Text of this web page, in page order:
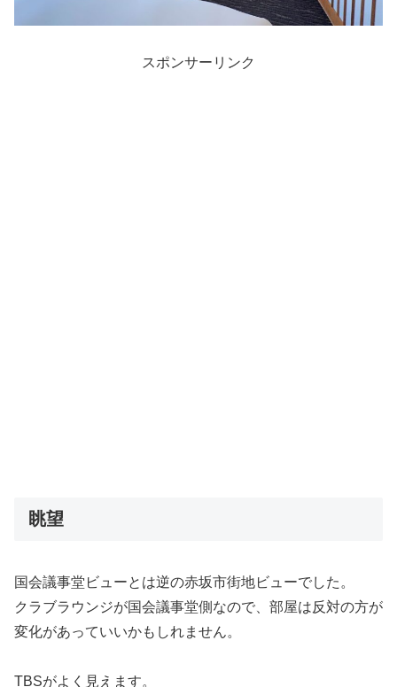
スポンサーリンク
眺望
国会議事堂ビューとは逆の赤坂市街地ビューでした。
クラブラウンジが国会議事堂側なので、部屋は反対の方が
変化があっていいかもしれません。
TBSがよく見えます。